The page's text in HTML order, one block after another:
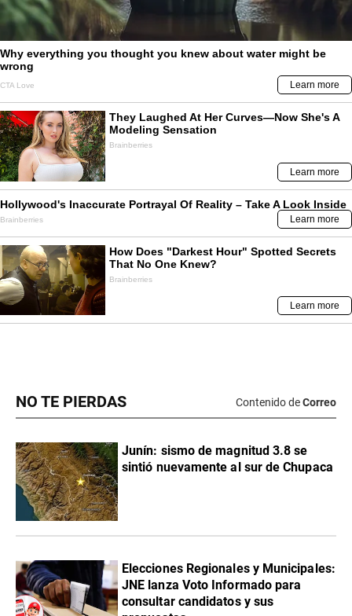
NO TE PIERDAS Contenido deCorreo
Junín: sismo de magnitud 3.8 se
sintió nuevamente al sur de Chupaca
Elecciones Regionales y Municipales:
JNE lanza Voto Informado para
consultar candidatos y sus